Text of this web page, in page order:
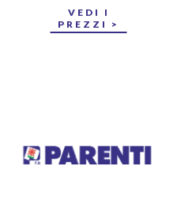
VEDI I
PREZZI >